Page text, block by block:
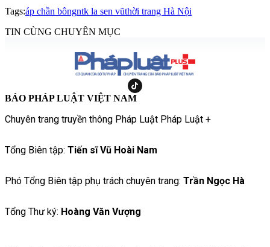
Tags:áp chần bôngntk la sen vũthời trang Hà Nội
TIN CÙNG CHUYÊN MỤC
BÁO PHÁP LUẬT VIỆT NAM
Chuyên trang truyền thông Pháp Luật Pháp Luật +
Tổng Biên tập: Tiến sĩ Vũ Hoài Nam
Phó Tổng Biên tập phụ trách chuyên trang: Trần Ngọc Hà
Tổng Thư ký: Hoàng Văn Vượng